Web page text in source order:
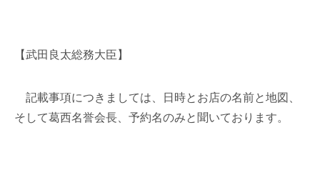
【武田良太総務大臣】
記載事項につきましては、日時とお店の名前と地図、
そして葛西名誉会長、予約名のみと聞いております。